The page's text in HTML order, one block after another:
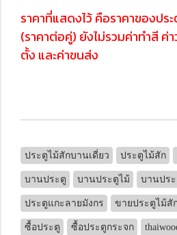
ราคาที่แสดงไว้ คือราคาของป
(ราคาต่อคู่) ยังไม่รวมค่าทำสี
ตั้ง และค่าขนส่ง
ประตูไม้สักบานเดี่ยว ประตูไม้สัก
บานประตู บานประตูไม้ บานปร
ประตูแกะลายมังกร ขายประตูไม้สั
ซื้อประตู ซื้อประตูกระจก